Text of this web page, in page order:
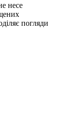
несе
погляди